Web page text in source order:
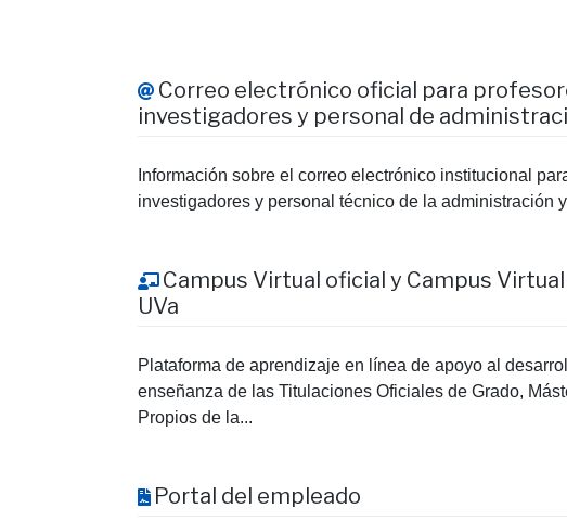
Correo electrónico oficial para
investigadores y personal de
Información sobre el correo electrónico institucional
investigadores y personal técnico de la administración
Campus Virtual oficial y Campus
UVa
Plataforma de aprendizaje en línea de apoyo al
enseñanza de las Titulaciones Oficiales de Grado,
Propios de la...
Portal del empleado